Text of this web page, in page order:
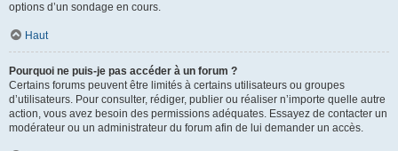
options d’un sondage en cours.
Haut
Pourquoi ne puis-je pas accéder à un forum ?
Certains forums peuvent être limités à certains utilisateurs ou groupes
d’utilisateurs. Pour consulter, rédiger, publier ou réaliser n’importe quelle autre
action, vous avez besoin des permissions adéquates. Essayez de contacter un
modérateur ou un administrateur du forum afin de lui demander un accès.